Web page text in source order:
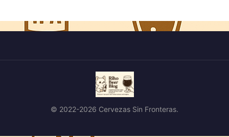
© 2022-2026 Cervezas Sin Fronteras.